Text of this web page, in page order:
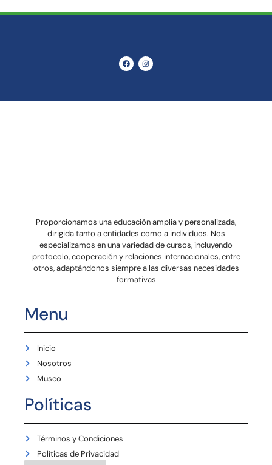
Proporcionamos una educación amplia y personalizada,
dirigida tanto a entidades como a individuos. Nos
especializamos en una variedad de cursos, incluyendo
protocolo, cooperación y relaciones internacionales, entre
otros, adaptándonos siempre a las diversas necesidades
formativas
Menu
Inicio
Nosotros
Museo
Políticas
Términos y Condiciones
Políticas de Privacidad